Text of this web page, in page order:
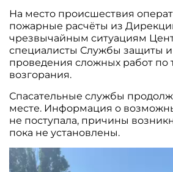
На место происшествия
пожарные расчёты из
чрезвычайным ситуациям
специалисты Службы защиты и
проведения сложных работ
возгорания.
Спасательные службы
месте. Информация о
не поступала, причины
пока не установлены.
Видеоплеер